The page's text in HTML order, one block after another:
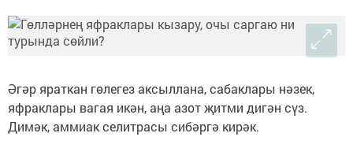
Әгәр яраткан гөлегез аксыллана, сабаклары нәзек,
яфраклары вагая икән, аңа азот җитми дигән сүз.
Димәк, аммиак селитрасы сибәргә кирәк.